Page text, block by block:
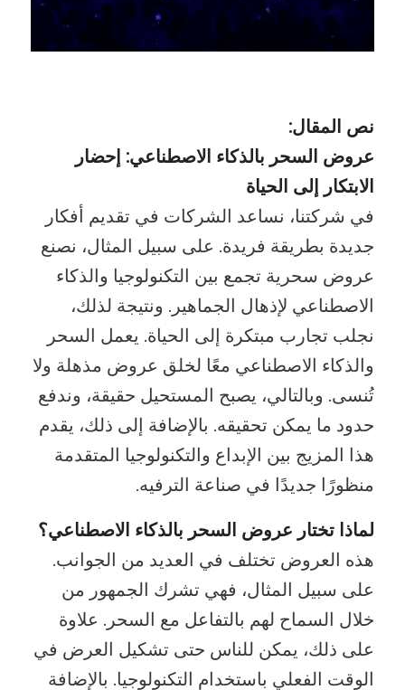
نص المقال:
عروض السحر بالذكاء الاصطناعي: إحضار
الابتكار إلى الحياة
في شركتنا، نساعد الشركات في تقديم أفكار
جديدة بطريقة فريدة. على سبيل المثال، نصنع
عروض سحرية تجمع بين التكنولوجيا والذكاء
الاصطناعي لإذهال الجماهير. ونتيجة لذلك،
نجلب تجارب مبتكرة إلى الحياة. يعمل السحر
والذكاء الاصطناعي معًا لخلق عروض مذهلة ولا
تُنسى. وبالتالي، يصبح المستحيل حقيقة، وندفع
حدود ما يمكن تحقيقه. بالإضافة إلى ذلك، يقدم
هذا المزيج بين الإبداع والتكنولوجيا المتقدمة
منظورًا جديدًا في صناعة الترفيه.
لماذا تختار عروض السحر بالذكاء الاصطناعي؟
هذه العروض تختلف في العديد من الجوانب.
على سبيل المثال، فهي تشرك الجمهور من
خلال السماح لهم بالتفاعل مع السحر. علاوة
على ذلك، يمكن للناس حتى تشكيل العرض في
الوقت الفعلي باستخدام التكنولوجيا. بالإضافة